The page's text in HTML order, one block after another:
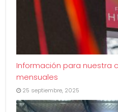
Información para nuestra
mensuales
25 septiembre, 2025